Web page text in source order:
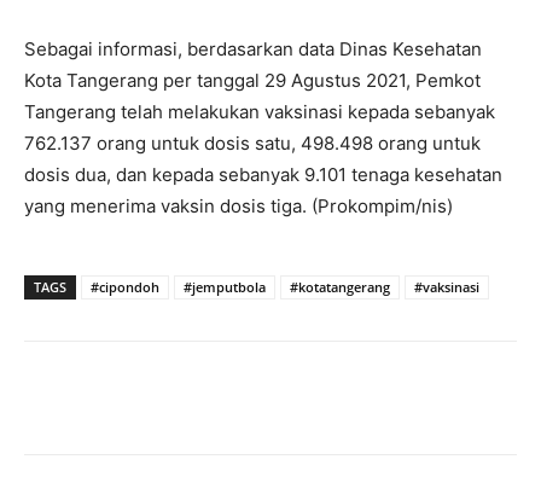
Sebagai informasi, berdasarkan data Dinas Kesehatan
Kota Tangerang per tanggal 29 Agustus 2021, Pemkot
Tangerang telah melakukan vaksinasi kepada sebanyak
762.137 orang untuk dosis satu, 498.498 orang untuk
dosis dua, dan kepada sebanyak 9.101 tenaga kesehatan
yang menerima vaksin dosis tiga. (Prokompim/nis)
TAGS #cipondoh #jemputbola #kotatangerang #vaksinasi